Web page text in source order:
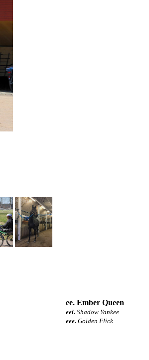
ee. Ember Queen
eei. Shadow Yankee
eee. Golden Flick